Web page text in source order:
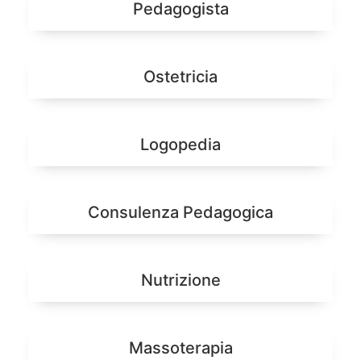
Pedagogista
Ostetricia
Logopedia
Consulenza Pedagogica
Nutrizione
Massoterapia